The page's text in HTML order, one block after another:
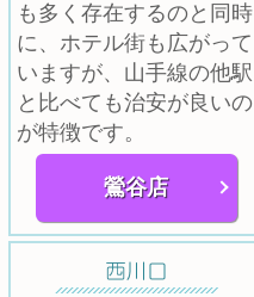
も多く存在するのと同時
に、ホテル街も広がって
いますが、山手線の他駅
と比べても治安が良いの
が特徴です。
鶯谷店